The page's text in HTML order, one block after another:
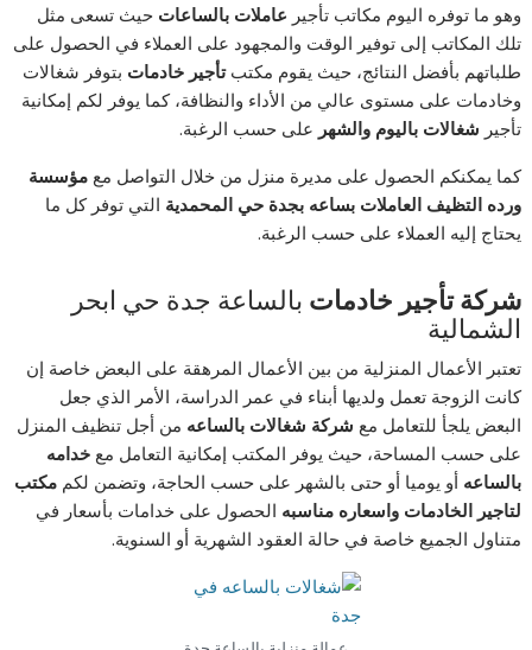
وهو ما توفره اليوم مكاتب تأجير عاملات بالساعات حيث تسعى مثل
تلك المكاتب إلى توفير الوقت والمجهود على العملاء في الحصول على
طلباتهم بأفضل النتائج، حيث يقوم مكتبتأجير خادمات بتوفر شغالات
وخادمات على مستوى عالي من الأداء والنظافة، كما يوفر لكم إمكانية
تأجير شغالات باليوم والشهر على حسب الرغبة.
كما يمكنكم الحصول على مديرة منزل من خلال التواصل معمؤسسة
ورده التظيف العاملات بساعه بجدة حي المحمدية التي توفر كل ما
يحتاج إليه العملاء على حسب الرغبة.
شركة تأجير خادمات بالساعة جدة حي ابحر
الشمالية
تعتبر الأعمال المنزلية من بين الأعمال المرهقة على البعض خاصة إن
كانت الزوجة تعمل ولديها أبناء في عمر الدراسة، الأمر الذي جعل
البعض يلجأ للتعامل مع شركة شغالات بالساعه من أجل تنظيف المنزل
على حسب المساحة، حيث يوفر المكتب إمكانية التعامل معخدامه
بالساعهأو يوميا أو حتى بالشهر على حسب الحاجة، وتضمن لكممكتب
لتاجير الخادمات واسعاره مناسبه الحصول على خدامات بأسعار في
متناول الجميع خاصة في حالة العقود الشهرية أو السنوية.